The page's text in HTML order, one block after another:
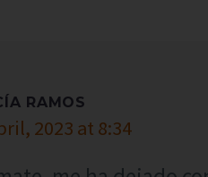
RAMOS
2023 at 8:34